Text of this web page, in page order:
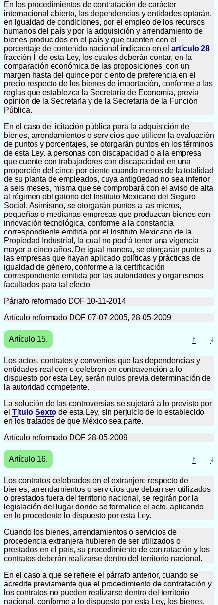
En los procedimientos de contratación de carácter
internacional abierto, las dependencias y entidades optarán,
en igualdad de condiciones, por el empleo de los recursos
humanos del país y por la adquisición y arrendamiento de
bienes producidos en el país y que cuenten con el
porcentaje de contenido nacional indicado en el artículo 28
fracción I, de esta Ley, los cuales deberán contar, en la
comparación económica de las proposiciones, con un
margen hasta del quince por ciento de preferencia en el
precio respecto de los bienes de importación, conforme a las
reglas que establezca la Secretaría de Economía, previa
opinión de la Secretaría y de la Secretaría de la Función
Pública.
En el caso de licitación pública para la adquisición de
bienes, arrendamientos o servicios que utilicen la evaluación
de puntos y porcentajes, se otorgarán puntos en los términos
de esta Ley, a personas con discapacidad o a la empresa
que cuente con trabajadores con discapacidad en una
proporción del cinco por ciento cuando menos de la totalidad
de su planta de empleados, cuya antigüedad no sea inferior
a seis meses, misma que se comprobará con el aviso de alta
al régimen obligatorio del Instituto Mexicano del Seguro
Social. Asimismo, se otorgarán puntos a las micros,
pequeñas o medianas empresas que produzcan bienes con
innovación tecnológica, conforme a la constancia
correspondiente emitida por el Instituto Mexicano de la
Propiedad Industrial, la cual no podrá tener una vigencia
mayor a cinco años. De igual manera, se otorgarán puntos a
las empresas que hayan aplicado políticas y prácticas de
igualdad de género, conforme a la certificación
correspondiente emitida por las autoridades y organismos
facultados para tal efecto.
Párrafo reformado DOF 10-11-2014
Artículo reformado DOF 07-07-2005, 28-05-2009
Artículo 15. ↑ ↓
Los actos, contratos y convenios que las dependencias y
entidades realicen o celebren en contravención a lo
dispuesto por esta Ley, serán nulos previa determinación de
la autoridad competente.
La solución de las controversias se sujetará a lo previsto por
el Título Sexto de esta Ley, sin perjuicio de lo establecido
en los tratados de que México sea parte.
Artículo reformado DOF 28-05-2009
Artículo 16. ↑ ↓
Los contratos celebrados en el extranjero respecto de
bienes, arrendamientos o servicios que deban ser utilizados
o prestados fuera del territorio nacional, se regirán por la
legislación del lugar donde se formalice el acto, aplicando
en lo procedente lo dispuesto por esta Ley.
Cuando los bienes, arrendamientos o servicios de
procedencia extranjera hubieren de ser utilizados o
prestados en el país, su procedimiento de contratación y los
contratos deberán realizarse dentro del territorio nacional.
En el caso a que se refiere el párrafo anterior, cuando se
acredite previamente que el procedimiento de contratación y
los contratos no pueden realizarse dentro del territorio
nacional, conforme a lo dispuesto por esta Ley, los bienes,